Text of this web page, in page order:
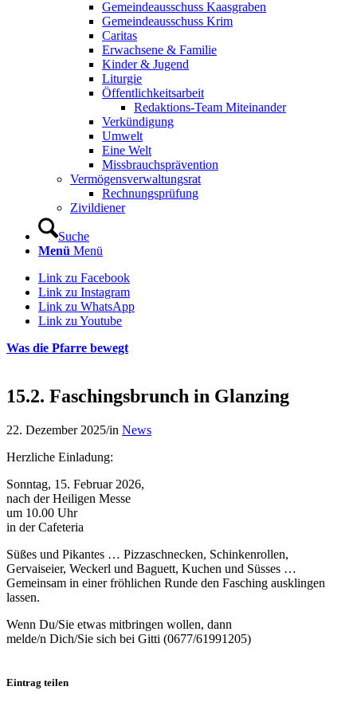
Gemeindeausschuss Kaasgraben
Gemeindeausschuss Krim
Caritas
Erwachsene & Familie
Kinder & Jugend
Liturgie
Öffentlichkeitsarbeit
Redaktions-Team Miteinander
Verkündigung
Umwelt
Eine Welt
Missbrauchsprävention
Vermögensverwaltungsrat
Rechnungsprüfung
Zivildiener
Suche
Menü Menü
Link zu Facebook
Link zu Instagram
Link zu WhatsApp
Link zu Youtube
Was die Pfarre bewegt
15.2. Faschingsbrunch in Glanzing
22. Dezember 2025/in News
Herzliche Einladung:
Sonntag, 15. Februar 2026,
nach der Heiligen Messe
um 10.00 Uhr
in der Cafeteria
Süßes und Pikantes … Pizzaschnecken, Schinkenrollen,
Gervaiseier, Weckerl und Baguett, Kuchen und Süsses …
Gemeinsam in einer fröhlichen Runde den Fasching ausklingen
lassen.
Wenn Du/Sie etwas mitbringen wollen, dann
melde/n Dich/Sie sich bei Gitti (0677/61991205)
Eintrag teilen